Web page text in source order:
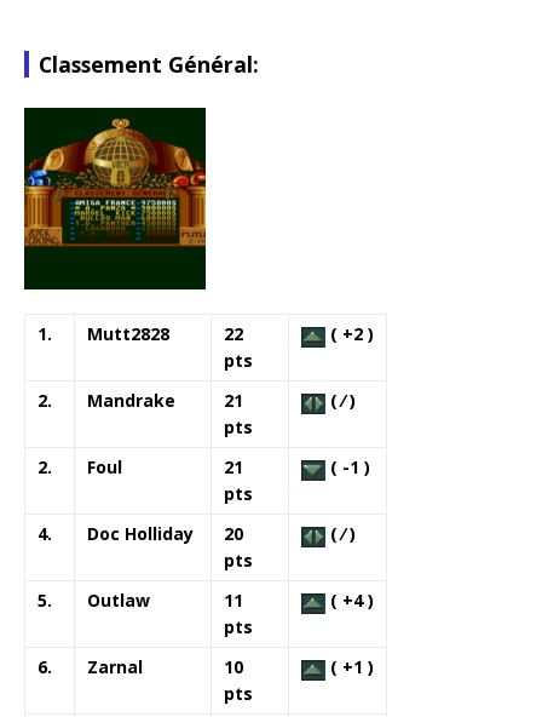
Classement Général:
1. Mutt2828
22
pts
( +2 )
2. Mandrake
21
pts
( ⁄ )
2. Foul
21
pts
( -1 )
4. Doc Holliday
20
pts
( ⁄ )
5. Outlaw
11
pts
( +4 )
6. Zarnal
10
pts
( +1 )